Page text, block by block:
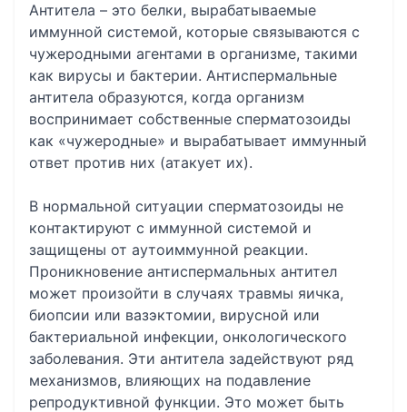
Антитела – это белки, вырабатываемые
иммунной системой, которые связываются с
чужеродными агентами в организме, такими
как вирусы и бактерии. Антиспермальные
антитела образуются, когда организм
воспринимает собственные сперматозоиды
как «чужеродные» и вырабатывает иммунный
ответ против них (атакует их).
В нормальной ситуации сперматозоиды не
контактируют с иммунной системой и
защищены от аутоиммунной реакции.
Проникновение антиспермальных антител
может произойти в случаях травмы яичка,
биопсии или вазэктомии, вирусной или
бактериальной инфекции, онкологического
заболевания. Эти антитела задействуют ряд
механизмов, влияющих на подавление
репродуктивной функции. Это может быть